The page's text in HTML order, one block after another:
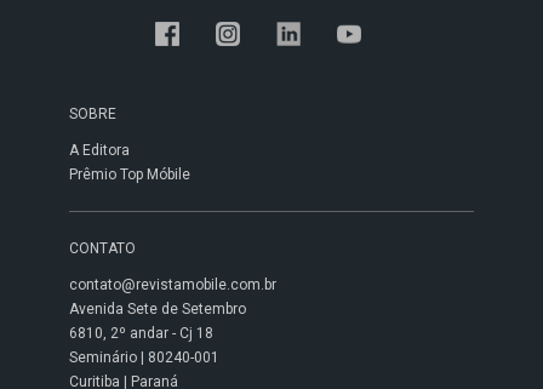
SOBRE
A Editora
Prêmio Top Móbile
CONTATO
contato@revistamobile.com.br
Avenida Sete de Setembro
6810, 2º andar - Cj 18
Seminário | 80240-001
Curitiba | Paraná